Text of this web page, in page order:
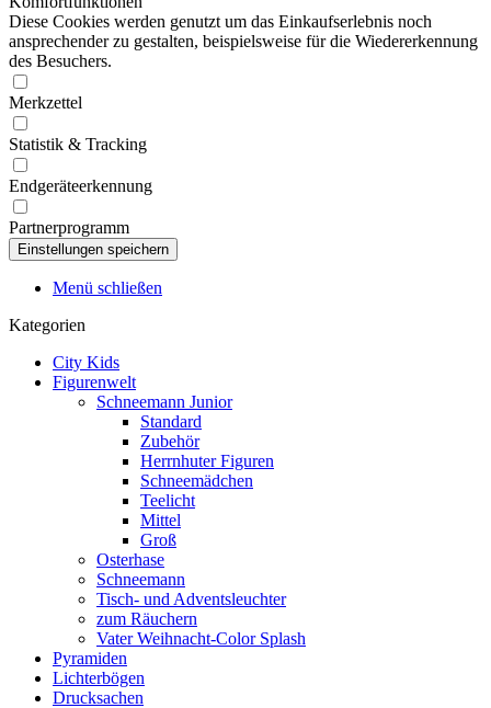
Diese Cookies werden genutzt um das Einkaufserlebnis noch
ansprechender zu gestalten, beispielsweise für die Wiedererkennung
des Besuchers.
Merkzettel
Statistik & Tracking
Endgeräteerkennung
Partnerprogramm
Menü schließen
Kategorien
City Kids
Figurenwelt
Schneemann Junior
Standard
Zubehör
Herrnhuter Figuren
Schneemädchen
Teelicht
Mittel
Groß
Osterhase
Schneemann
Tisch- und Adventsleuchter
zum Räuchern
Vater Weihnacht-Color Splash
Pyramiden
Lichterbögen
Drucksachen